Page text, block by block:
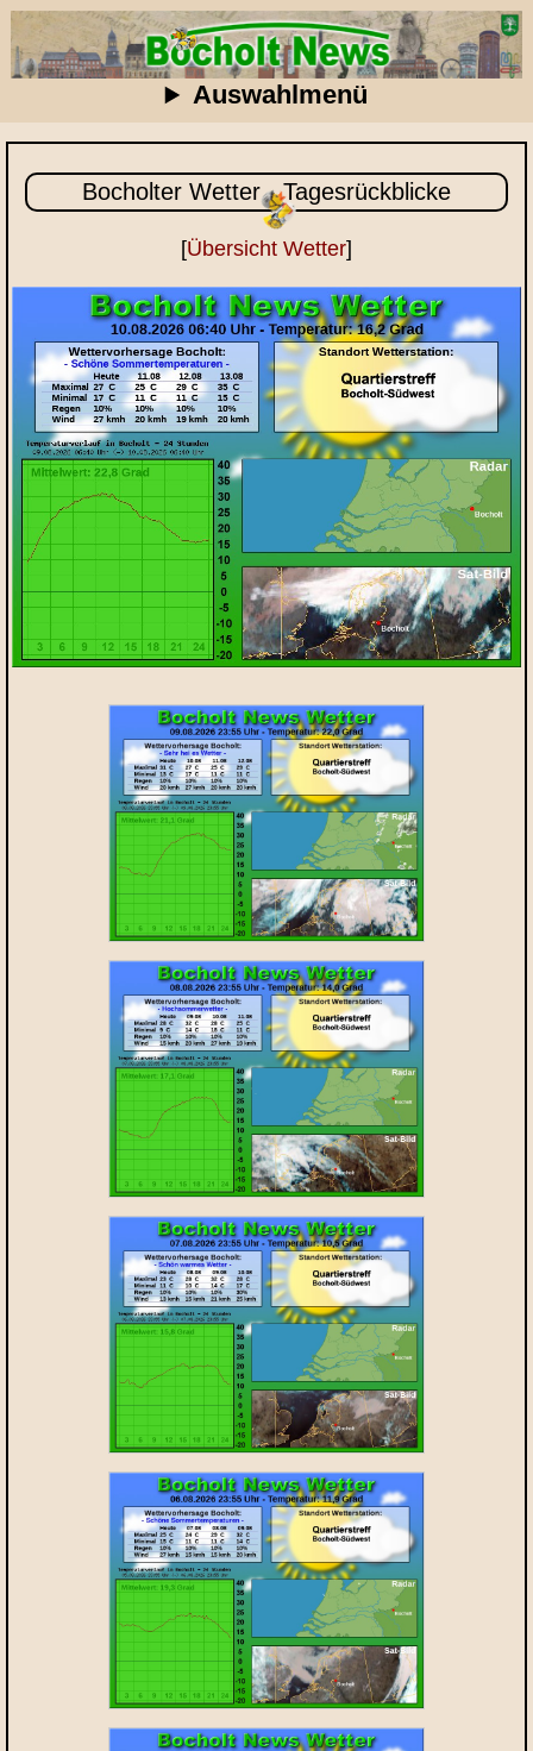
Auswahlmenü
Bocholter Wetter - Tagesrückblicke
[Übersicht Wetter]